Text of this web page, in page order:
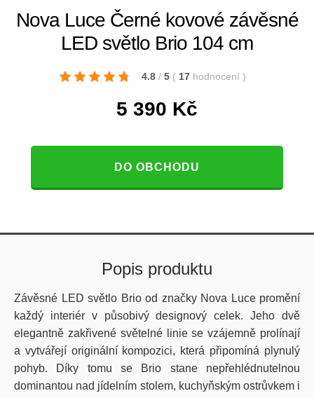
Nova Luce Černé kovové závěsné
LED světlo Brio 104 cm
4.8 / 5 ( 17 hodnocení )
5 390 Kč
DO OBCHODU
Popis produktu
Závěsné LED světlo Brio od značky Nova Luce promění
každý interiér v působivý designový celek. Jeho dvě
elegantně zakřivené světelné linie se vzájemně prolínají
a vytvářejí originální kompozici, která připomíná plynulý
pohyb. Díky tomu se Brio stane nepřehlédnutelnou
dominantou nad jídelním stolem, kuchyňským ostrůvkem i